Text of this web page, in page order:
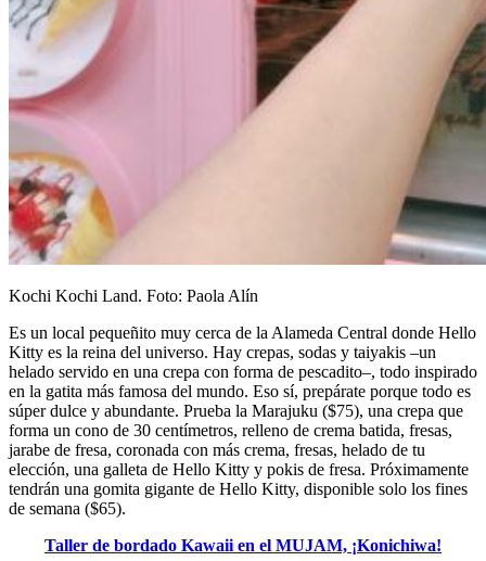
Kochi Kochi Land. Foto: Paola Alín
Es un local pequeñito muy cerca de la Alameda Central donde Hello
Kitty es la reina del universo. Hay crepas, sodas y taiyakis –un
helado servido en una crepa con forma de pescadito–, todo inspirado
en la gatita más famosa del mundo. Eso sí, prepárate porque todo es
súper dulce y abundante. Prueba la Marajuku ($75), una crepa que
forma un cono de 30 centímetros, relleno de crema batida, fresas,
jarabe de fresa, coronada con más crema, fresas, helado de tu
elección, una galleta de Hello Kitty y pokis de fresa. Próximamente
tendrán una gomita gigante de Hello Kitty, disponible solo los fines
de semana ($65).
Taller de bordado Kawaii en el MUJAM, ¡Konichiwa!